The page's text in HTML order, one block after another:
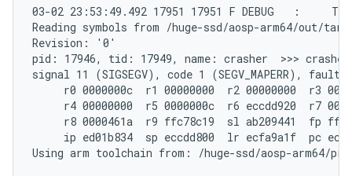
03-02 23:53:49.492 17951 17951 F DEBUG   :
Reading symbols from /huge-ssd/aosp-arm64/out/
Revision: '0'
pid: 17946, tid: 17949, name: crasher  >>> crasher
signal 11 (SIGSEGV), code 1 (SEGV_MAPERR), fault
r0 0000000c  r1 00000000  r2 00000000  r3
r4 00000000  r5 0000000c  r6 eccdd920  r7
r8 0000461a  r9 ffc78c19  sl ab209441  fp
ip ed01b834  sp eccdd800  lr ecfa9a1f  pc
Using arm toolchain from: /huge-ssd/aosp-arm64/